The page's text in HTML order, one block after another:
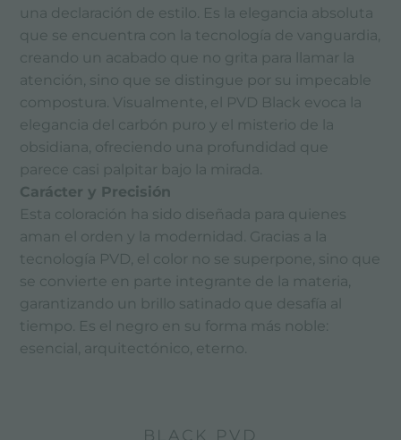
una declaración de estilo. Es la elegancia absoluta
que se encuentra con la tecnología de vanguardia,
creando un acabado que no grita para llamar la
atención, sino que se distingue por su impecable
compostura. Visualmente, el PVD Black evoca la
elegancia del carbón puro y el misterio de la
obsidiana, ofreciendo una profundidad que
parece casi palpitar bajo la mirada.
Carácter y Precisión
Esta coloración ha sido diseñada para quienes
aman el orden y la modernidad. Gracias a la
tecnología PVD, el color no se superpone, sino que
se convierte en parte integrante de la materia,
garantizando un brillo satinado que desafía al
tiempo. Es el negro en su forma más noble:
esencial, arquitectónico, eterno.
BLACK PVD